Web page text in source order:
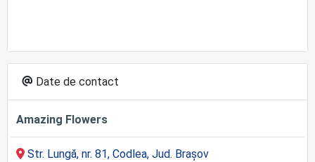
Date de contact
Amazing Flowers
Str. Lungă, nr. 81, Codlea, Jud. Brașov